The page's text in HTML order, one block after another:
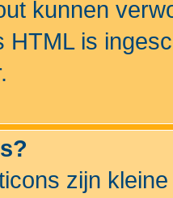
kunnen
HTML is
zijn